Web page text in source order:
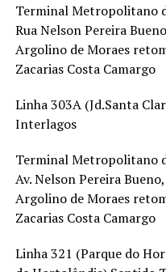
Terminal Metropolitano
Rua Nelson Pereira
Argolino de Moraes
Zacarias Costa Camargo
Linha 303A (Jd.Santa
Interlagos
Terminal Metropolitano
Av. Nelson Pereira
Argolino de Moraes
Zacarias Costa Camargo
Linha 321 (Parque do